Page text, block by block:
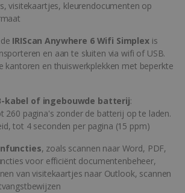
visitekaartjes, kleurendocumenten op
IRIScan Anywhere 6 Wifi Simplexis
en aan te sluiten via wifi of USB.
kantoren en thuiswerkplekken met beperkte
kabel of ingebouwde batterij:
260 pagina's zonder de batterij op te laden.
tot 4 seconden per pagina (15 ppm)
, zoals scannen naar Word, PDF,
voor efficiënt documentenbeheer,
van visitekaartjes naar Outlook, scannen